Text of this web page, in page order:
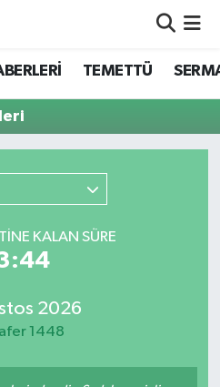
TEMETTÜ
KALAN SÜRE
2026
1448